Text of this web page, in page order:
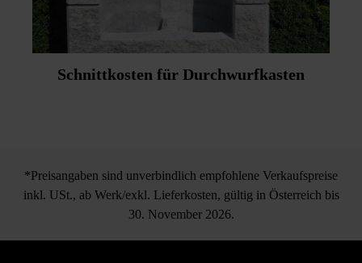
Schnittkosten für Durchwurfkasten
*Preisangaben sind unverbindlich empfohlene Verkaufspreise
inkl. USt., ab Werk/exkl. Lieferkosten, gültig in Österreich bis
30. November 2026.